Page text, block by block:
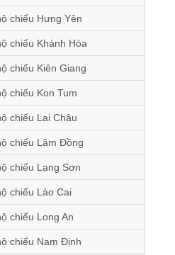
chiếu Hưng Yên
chiếu Khánh Hòa
chiếu Kiên Giang
chiếu Kon Tum
chiếu Lai Châu
chiếu Lâm Đồng
chiếu Lạng Sơn
chiếu Lào Cai
chiếu Long An
chiếu Nam Định